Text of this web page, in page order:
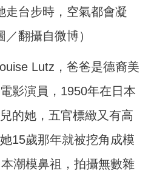
走台步時，空氣都會凝
翻攝自微博）
Lutz，爸爸是德裔美
影演員，1950年在日本
的她，五官標緻又有高
15歲那年就被挖角成模
潮模鼻祖，拍攝無數雜